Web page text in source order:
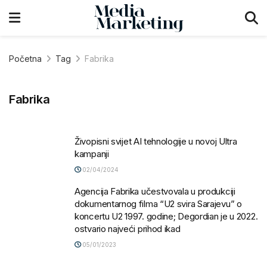
Početna Tag Fabrika
Fabrika
Živopisni svijet AI tehnologije u novoj Ultra
kampanji
02/04/2024
Agencija Fabrika učestvovala u produkciji
dokumentarnog filma “U2 svira Sarajevu” o
koncertu U2 1997. godine; Degordian je u 2022.
ostvario najveći prihod ikad
05/01/2023